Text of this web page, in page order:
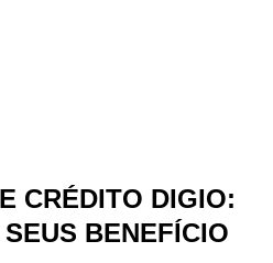
CRÉDITO DIGIO:
BENEFÍCIO